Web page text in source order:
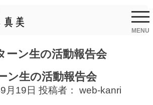
MENU
ーン生の活動報告会
ン生の活動報告会
月19日 投稿者： web-kanri